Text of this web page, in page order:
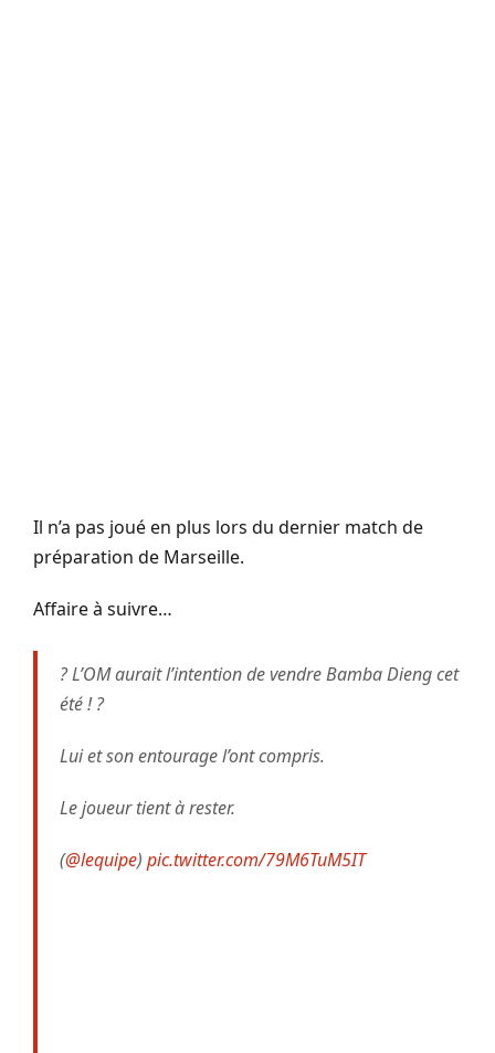
Il n’a pas joué en plus lors du dernier match de
préparation de Marseille.
Affaire à suivre…
? L’OM aurait l’intention de vendre Bamba Dieng cet
été ! ?
Lui et son entourage l’ont compris.
Le joueur tient à rester.
(@lequipe) pic.twitter.com/79M6TuM5IT